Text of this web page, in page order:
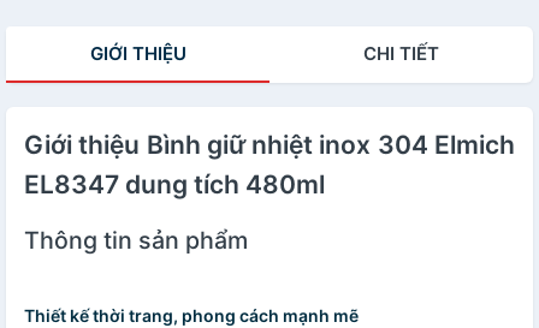
xách - JoyMallGIỚI THIỆU CHI TIẾT
Giới thiệu Bình giữ nhiệt inox 304 Elmich
EL8347 dung tích 480ml
Thông tin sản phẩm
Thiết kế thời trang, phong cách mạnh mẽ